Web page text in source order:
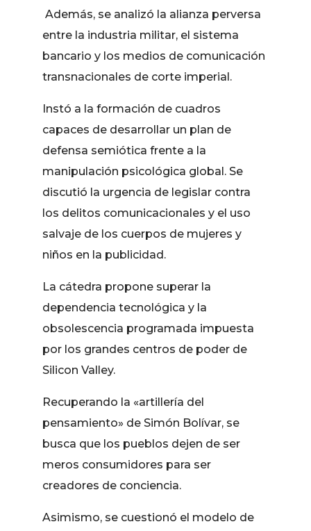
Además, se analizó la alianza perversa
entre la industria militar, el sistema
bancario y los medios de comunicación
transnacionales de corte imperial.
Instó a la formación de cuadros
capaces de desarrollar un plan de
defensa semiótica frente a la
manipulación psicológica global. Se
discutió la urgencia de legislar contra
los delitos comunicacionales y el uso
salvaje de los cuerpos de mujeres y
niños en la publicidad.
La cátedra propone superar la
dependencia tecnológica y la
obsolescencia programada impuesta
por los grandes centros de poder de
Silicon Valley.
Recuperando la «artillería del
pensamiento» de Simón Bolívar, se
busca que los pueblos dejen de ser
meros consumidores para ser
creadores de conciencia.
Asimismo, se cuestionó el modelo de